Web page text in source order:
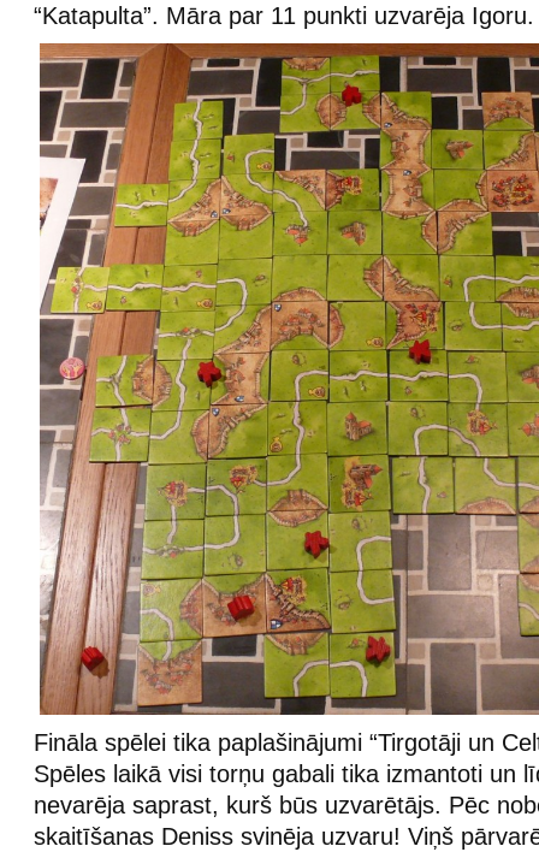
“Katapulta”. Māra par 11 punkti uzvarēja Igoru.
Fināla spēlei tika paplašinājumi “Tirgotāji un
Spēles laikā visi torņu gabali tika izmantoti un
nevarēja saprast, kurš būs uzvarētājs. Pēc
skaitīšanas Deniss svinēja uzvaru! Viņš